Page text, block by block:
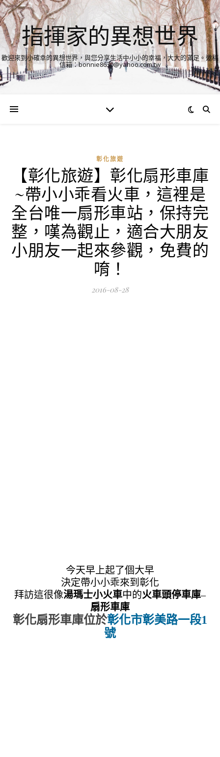
指揮家的異想世界
歡迎來到小確幸的異想世界，與您分享生活中小小的幸福，大大的滿足。邀稿
信箱：bonnie8630@yahoo.com.tw
彰化旅遊
【彰化旅遊】彰化扇形車庫
~帶小小乖看火車，這裡是
全台唯一扇形車站，保持完
整，嘆為觀止，適合大朋友
小朋友一起來參觀，免費的
唷！
2016-08-28
今天早上起了個大早
決定帶小小乖來到彰化
拜訪這很像湯瑪士小火車中的火車頭停車庫–
扇形車庫
彰化扇形車庫位於彰化市彰美路一段1
號